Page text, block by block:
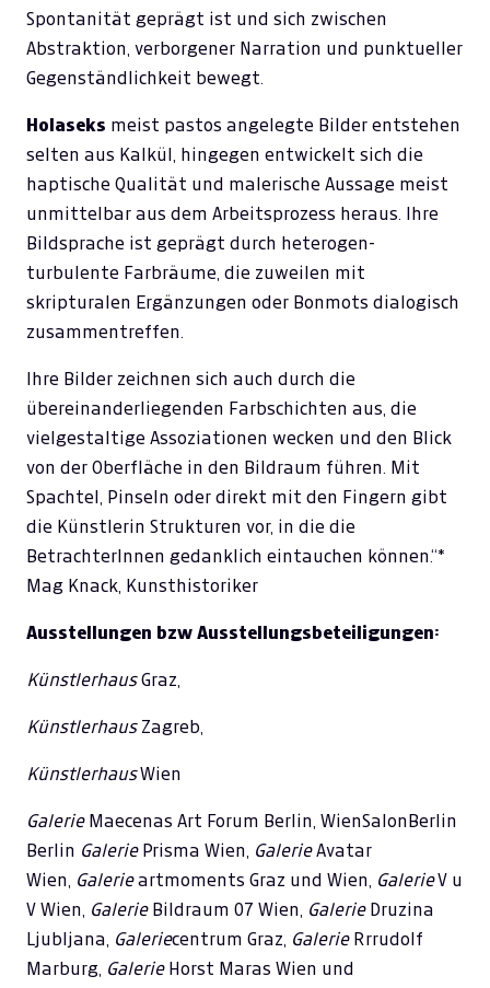
Spontanität geprägt ist und sich zwischen
Abstraktion, verborgener Narration und punktueller
Gegenständlichkeit bewegt.
Holaseks meist pastos angelegte Bilder entstehen
selten aus Kalkül, hingegen entwickelt sich die
haptische Qualität und malerische Aussage meist
unmittelbar aus dem Arbeitsprozess heraus. Ihre
Bildsprache ist geprägt durch heterogen-
turbulente Farbräume, die zuweilen mit
skripturalen Ergänzungen oder Bonmots dialogisch
zusammentreffen.
Ihre Bilder zeichnen sich auch durch die
übereinanderliegenden Farbschichten aus, die
vielgestaltige Assoziationen wecken und den Blick
von der Oberfläche in den Bildraum führen. Mit
Spachtel, Pinseln oder direkt mit den Fingern gibt
die Künstlerin Strukturen vor, in die die
BetrachterInnen gedanklich eintauchen können.“*
Mag Knack, Kunsthistoriker
Ausstellungen bzw Ausstellungsbeteiligungen:
KünstlerhausGraz,
Künstlerhaus Zagreb,
KünstlerhausWien
GalerieMaecenas Art Forum Berlin, WienSalonBerlin
Berlin Galerie Prisma Wien, Galerie Avatar
Wien,
Galerieartmoments Graz und Wien, GalerieV u
V Wien,
Galerie Bildraum 07 Wien, GalerieDruzina
Ljubljana,
Galeriecentrum Graz, GalerieRrrudolf
Marburg, GalerieHorst Maras Wien und